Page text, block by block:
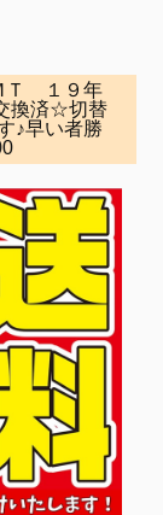
Ｔ １９年
換済☆切替
♪早い者勝